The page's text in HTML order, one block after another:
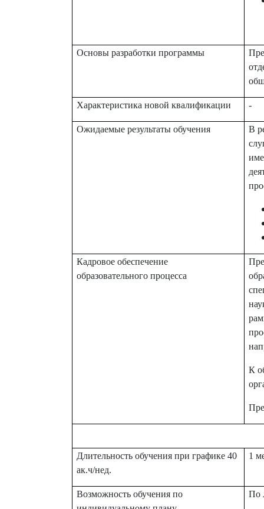
Основы разработки программы
Характеристика новой квалификации -
Ожидаемые результаты обучения
В
Кадровое обеспечение
образовательного процесса
К
Длительность обучения при графике 40
ак.ч/нед.
1
Возможность обучения по
По